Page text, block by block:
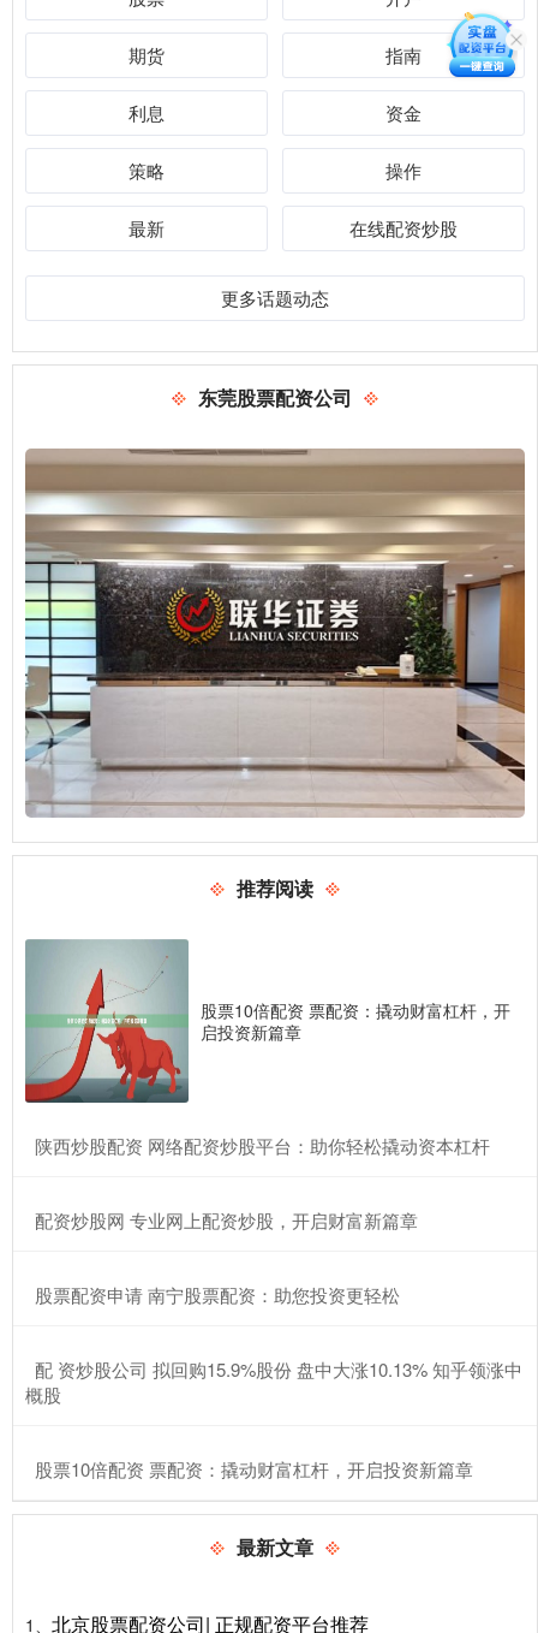
期货 指南
利息 资金
策略 操作
最新 在线配资炒股
更多话题动态
东莞股票配资公司
推荐阅读
股票10倍配资 票配资：撬动财富杠杆，开
启投资新篇章
​陕西炒股配资 网络配资炒股平台：助你轻松撬动资本杠杆
​配资炒股网 专业网上配资炒股，开启财富新篇章
​股票配资申请 南宁股票配资：助您投资更轻松
​配 资炒股公司 拟回购15.9%股份 盘中大涨10.13% 知乎领涨中
概股
​股票10倍配资 票配资：撬动财富杠杆，开启投资新篇章
最新文章
1、 北京股票配资公司| 正规配资平台推荐